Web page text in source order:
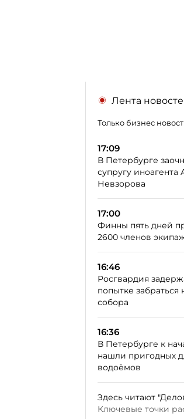
Лента
Только бизнес
17:09
В Петербурге
супругу иноагента
Невзорова
17:00
Финны пять дней
2600 членов
16:46
Росгвардия
попытке
собора
16:36
В Петербурге к
нашли пригодных
водоёмов
Здесь читают
Ключевые точки